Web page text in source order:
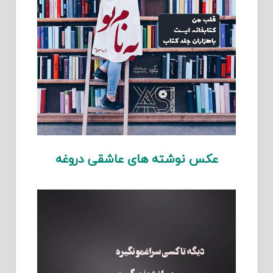
عکس نوشته های عاشقی دروغه